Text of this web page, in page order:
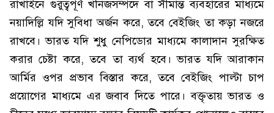
রাখাইনে গুরুত্বপূর্ণ খনিজসম্পদে বা সীমান্ত ব্যবহারের মাধ্যমে
নয়াদিল্লি যদি সুবিধা অর্জন করে, তবে বেইজিং তা কড়া নজরে
রাখবে। ভারত যদি শুধু নেপিডোর মাধ্যমে কালাদান সুরক্ষিত
করার চেষ্টা করে, তবে তা ব্যর্থ হবে। ভারত যদি আরাকান
আর্মির ওপর প্রভাব বিস্তার করে, তবে বেইজিং পাল্টা চাপ
প্রয়োগের মাধ্যমে এর জবাব দিতে পারে। বক্তৃতায় ভারত ও